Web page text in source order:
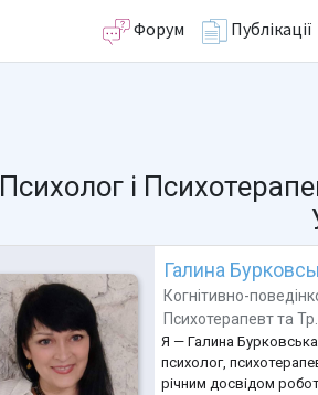
Форум Публікації
Психолог і
Галина
Когнітивно-
Психотерапевтта
Я — Галина
психолог,
річним досвідом